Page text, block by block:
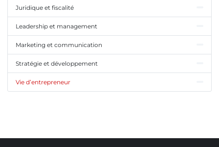
Juridique et fiscalité
Leadership et management
Marketing et communication
Stratégie et développement
Vie d’entrepreneur